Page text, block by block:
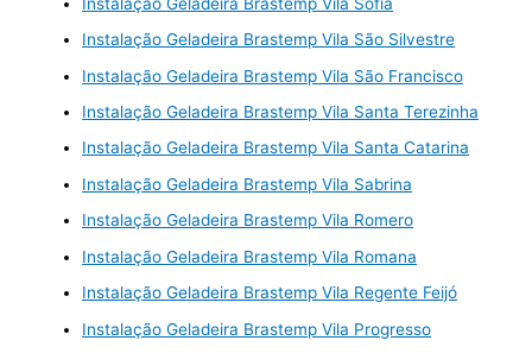
Instalação Geladeira Brastemp Vila São Silvestre
Instalação Geladeira Brastemp Vila São Francisco
Instalação Geladeira Brastemp Vila Santa Terezinha
Instalação Geladeira Brastemp Vila Santa Catarina
Instalação Geladeira Brastemp Vila Sabrina
Instalação Geladeira Brastemp Vila Romero
Instalação Geladeira Brastemp Vila Romana
Instalação Geladeira Brastemp Vila Regente Feijó
Instalação Geladeira Brastemp Vila Progresso